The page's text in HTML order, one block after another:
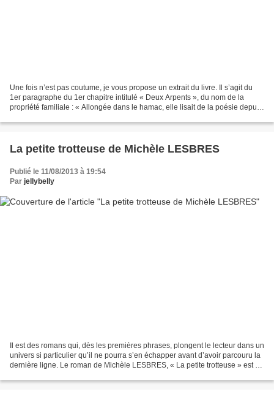
Une fois n’est pas coutume, je vous propose un extrait du livre. Il s’agit du
1er paragraphe du 1er chapitre intitulé « Deux Arpents », du nom de la
propriété familiale : « Allongée dans le hamac, elle lisait de la poésie depuis
La petite trotteuse de Michèle LESBRES
Publié le 11/08/2013 à 19:54
Par jellybelly
Il est des romans qui, dès les premières phrases, plongent le lecteur dans un
univers si particulier qu’il ne pourra s’en échapper avant d’avoir parcouru la
dernière ligne. Le roman de Michèle LESBRES, « La petite trotteuse » est de